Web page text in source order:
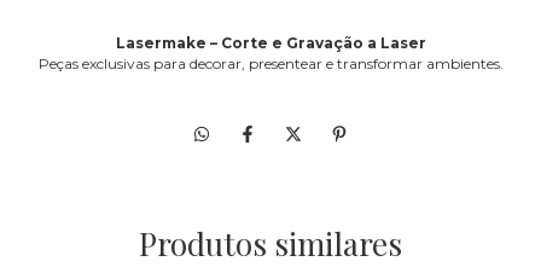
Lasermake – Corte e Gravação a Laser
Peças exclusivas para decorar, presentear e transformar ambientes.
Produtos similares